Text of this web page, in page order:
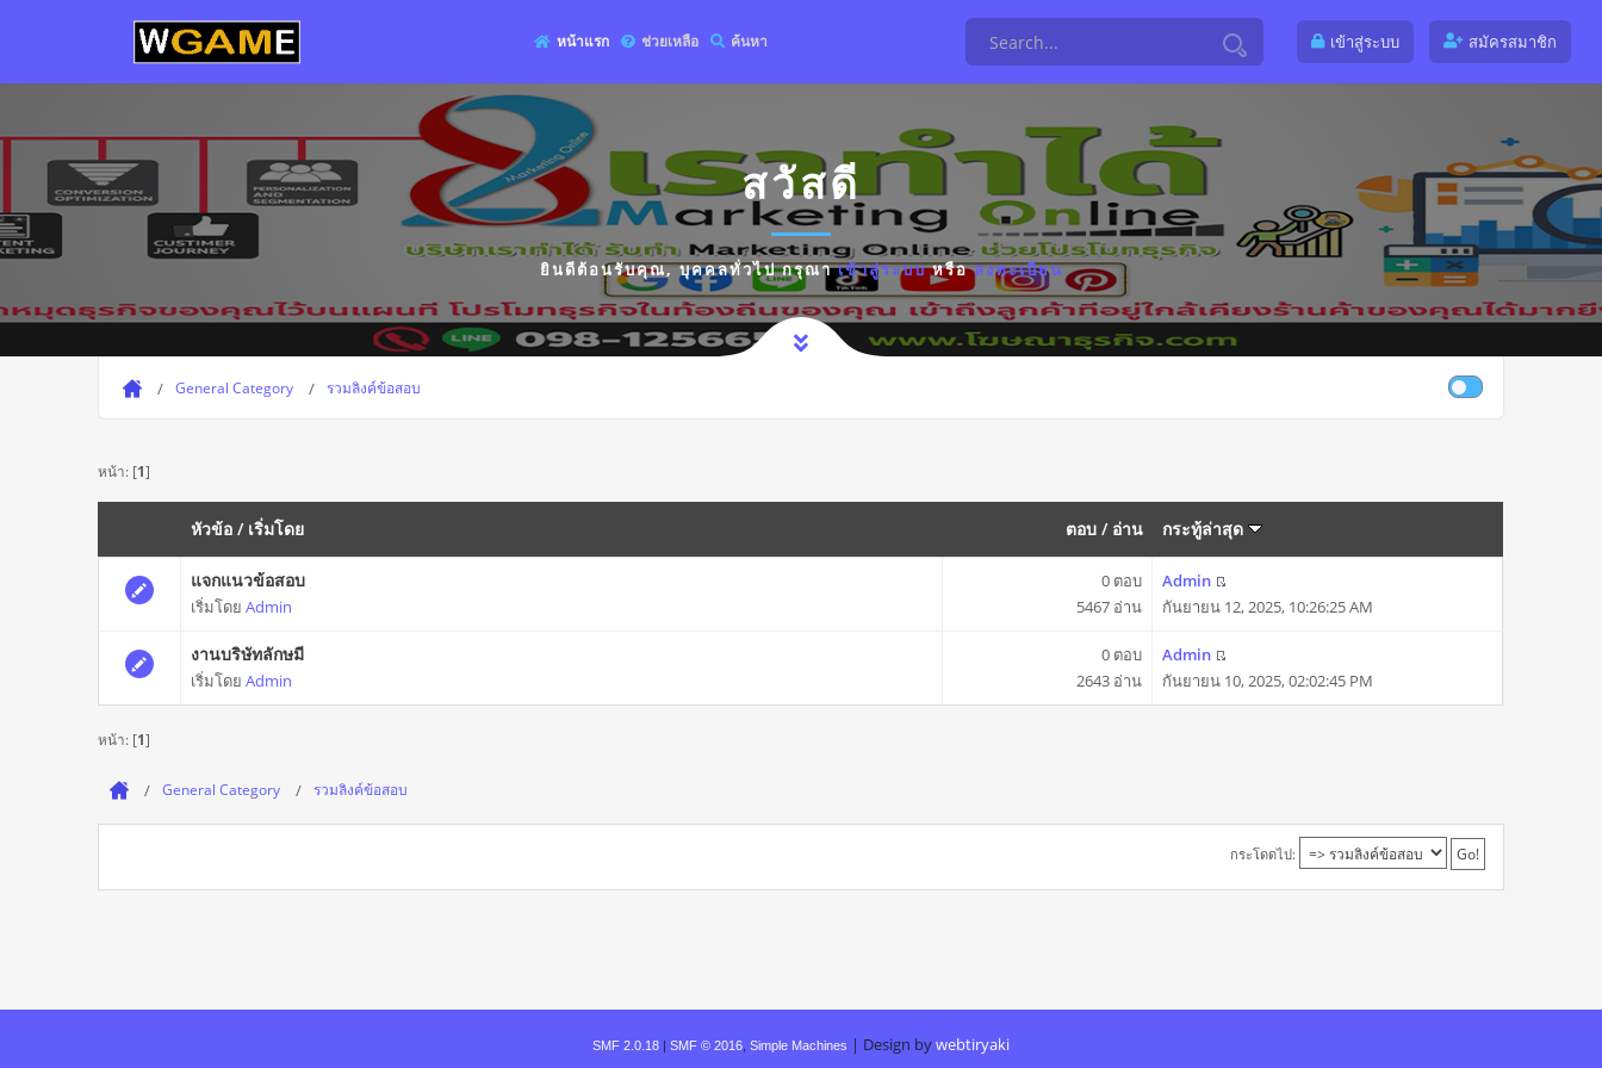
หน้าแรก ช่วยเหลือ ค้นหา เข้าสู่ระบบ สมัครสมาชิก
สวัสดี
ยินดีต้อนรับคุณ,บุคคลทั่วไปกรุณาเข้าสู่ระบบหรือลงทะเบียน
General Category รวมลิงค์ข้อสอบ
หน้า: [1]
หัวข้อ / เริ่มโดย ตอบ / อ่าน กระทู้ล่าสุด
แจกแนวข้อสอบ
เริ่มโดยAdmin
0 ตอบ
5467 อ่าน
Admin
กันยายน 12, 2025, 10:26:25 AM
งานบริษัทลักษมี
เริ่มโดยAdmin
0 ตอบ
2643 อ่าน
Admin
กันยายน 10, 2025, 02:02:45 PM
หน้า: [1]
General Category รวมลิงค์ข้อสอบ
กระโดดไป:
SMF 2.0.18 | SMF © 2016 Simple Machines | Design bywebtiryaki